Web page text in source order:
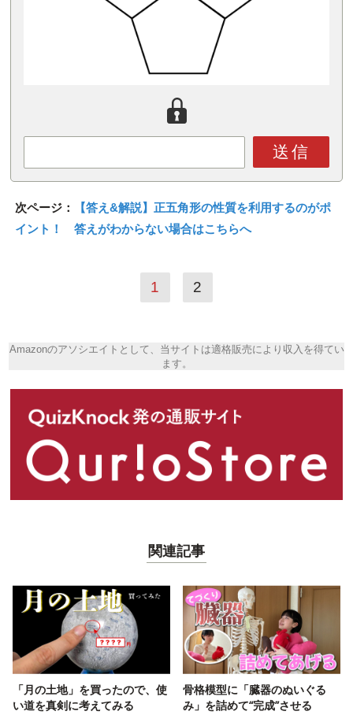
送信
次ページ：
【答え&解説】正五角形の性質を利用するのがポ
イント ！ 答えがわからない場合はこちらへ
1 2
Amazonのアソシエイトとして、当サイトは適格販売により収入を得てい
ます。
関連記事
「月の土地」を買ったので、使
い道を真剣に考えてみる
骨格模型に「臓器のぬいぐる
み」を詰めて“完成”させる